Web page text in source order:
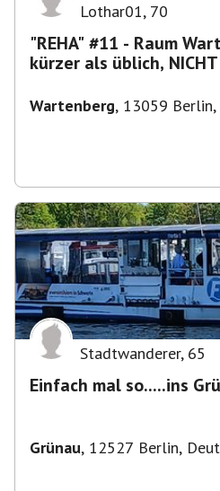
Lothar01, 70
"REHA" #11 - Raum
kürzer als üblich,
Wartenberg, 13059
Stadtwanderer, 65
Einfach mal so.....ins
Grünau, 12527 Berlin,